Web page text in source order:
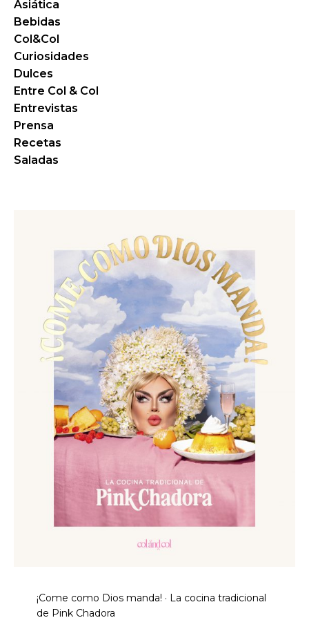
Asiática
Bebidas
Col&Col
Curiosidades
Dulces
Entre Col & Col
Entrevistas
Prensa
Recetas
Saladas
¡Come como Dios manda! · La cocina tradicional
de Pink Chadora